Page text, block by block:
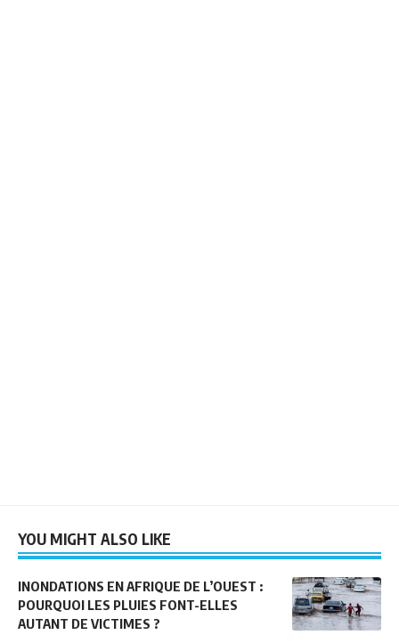
YOU MIGHT ALSO LIKE
INONDATIONS EN AFRIQUE DE L’OUEST :
POURQUOI LES PLUIES FONT-ELLES
AUTANT DE VICTIMES ?